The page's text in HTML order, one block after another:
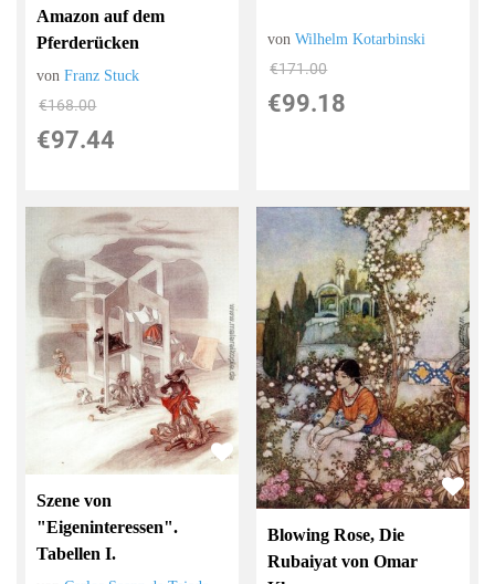
Amazon auf dem
Pferderücken
vonFranz Stuck
€168.00
€97.44
vonWilhelm Kotarbinski
€171.00
€99.18
Szene von
"Eigeninteressen".
Tabellen I.
Blowing Rose, Die
Rubaiyat von Omar